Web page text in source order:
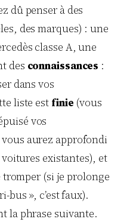
dû penser à des
des marques) : une
classe A, une
des connaissances :
dans vos
liste est finie (vous
vos
aurez approfondi
existantes), et
tromper (si je prolonge
bus », c’est faux).
la phrase suivante.